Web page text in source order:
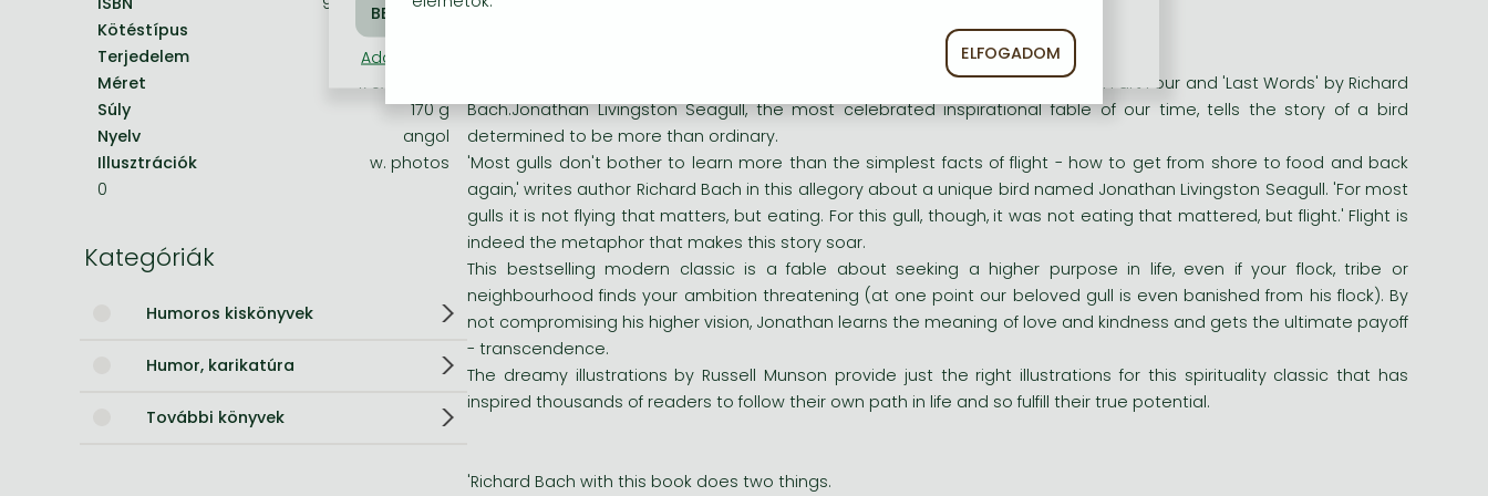
Bleach manga
One-Punch Man manga
Kötéstípus
Terjedelem
144.0 oldal
Méret
170x128 mm
Súly
170 g
Nyelv
angol
Illusztrációk
w. photos
0
Kategóriák
Humoros kiskönyvek
Humor, karikatúra
További könyvek
The complete edition of a timeless classic, includes the recently rediscovered Part Four and 'Last Words' by Richard
Bach.Jonathan Livingston Seagull, the most celebrated inspirational fable of our time, tells the story of a bird
determined to be more than ordinary.
'Most gulls don't bother to learn more than the simplest facts of flight - how to get from shore to food and back
again,' writes author Richard Bach in this allegory about a unique bird named Jonathan Livingston Seagull. 'For most
gulls it is not flying that matters, but eating. For this gull, though, it was not eating that mattered, but flight.' Flight is
indeed the metaphor that makes this story soar.
This bestselling modern classic is a fable about seeking a higher purpose in life, even if your flock, tribe or
neighbourhood finds your ambition threatening (at one point our beloved gull is even banished from his flock). By
not compromising his higher vision, Jonathan learns the meaning of love and kindness and gets the ultimate payoff
- transcendence.
The dreamy illustrations by Russell Munson provide just the right illustrations for this spirituality classic that has
inspired thousands of readers to follow their own path in life and so fulfill their true potential.
'Richard Bach with this book does two things.
ELFOGADOM
Adatkezelési tájékoztató